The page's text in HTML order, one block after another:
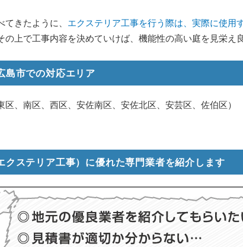
てきたように、 エクステリア工事を行う際は、実際に使用
の上で工事内容を決めていけば、機能性の高い庭を見栄え
島市での対応エリア
区、南区、西区、安佐南区、安佐北区、安芸区、佐伯区）
クステリア工事）に優れた専門業者を紹介します